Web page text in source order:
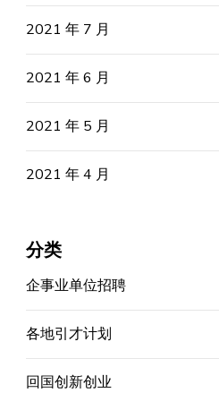
2021 年 7 月
2021 年 6 月
2021 年 5 月
2021 年 4 月
分类
企事业单位招聘
各地引才计划
回国创新创业